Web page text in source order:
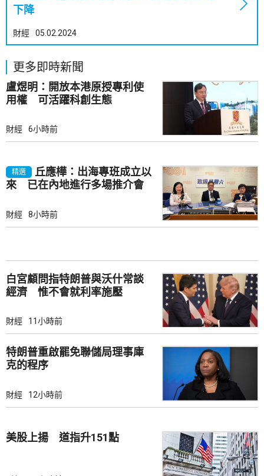
下降
財經 05.02.2024
更多即時新聞
盧煜明：開放本港原授專利使
用權 可活躍科創生態
財經 6小時前
精選
丘應樺：出海專班成立以
來 已在內地進行多場推介會
財經 8小時前
白宮顧問指特朗普與沃什常談
經濟 惟不會就利率施壓
財經 11小時前
特朗普重啟罷免聯儲局理事庫
克的程序
財經 12小時前
美股上揚 道指升151點